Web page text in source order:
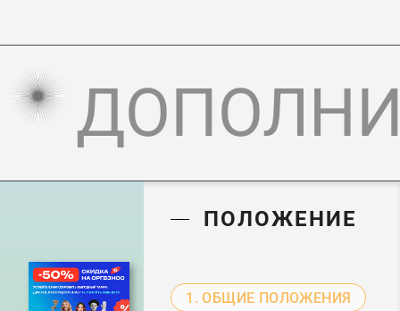
ПОЛОЖЕНИЕ
1. ОБЩИЕ ПОЛОЖЕНИЯ